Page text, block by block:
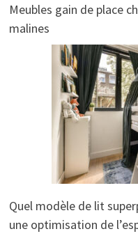
Meubles gain de place
malines
Quel modèle de lit
une optimisation de